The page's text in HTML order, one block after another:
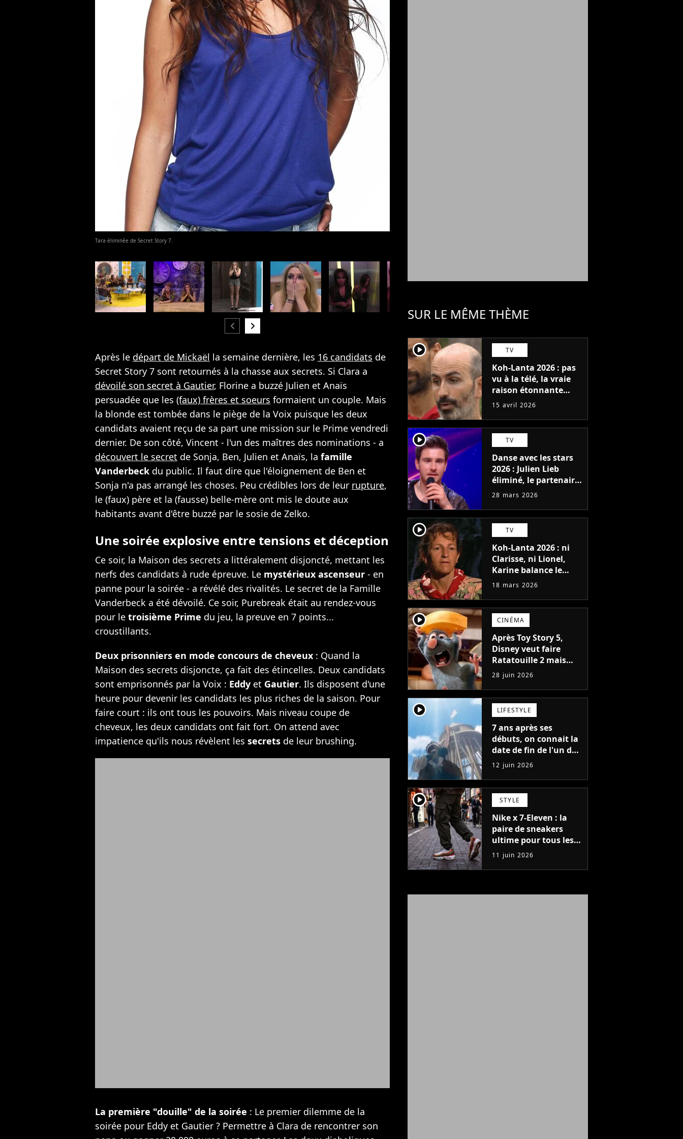
Tara éliminée de Secret Story 7.
chevron_left chevron_right
Après le départ de Mickaël la semaine dernière, les 16 candidats de
Secret Story 7 sont retournés à la chasse aux secrets. Si Clara a
dévoilé son secret à Gautier, Florine a buzzé Julien et Anaïs
persuadée que les (faux) frères et soeurs formaient un couple. Mais
la blonde est tombée dans le piège de la Voix puisque les deux
candidats avaient reçu de sa part une mission sur le Prime vendredi
dernier. De son côté, Vincent - l'un des maîtres des nominations - a
découvert le secret de Sonja, Ben, Julien et Anaïs, la famille
Vanderbeck du public. Il faut dire que l'éloignement de Ben et
Sonja n'a pas arrangé les choses. Peu crédibles lors de leur rupture,
le (faux) père et la (fausse) belle-mère ont mis le doute aux
habitants avant d'être buzzé par le sosie de Zelko.
Une soirée explosive entre tensions et déception
Ce soir, la Maison des secrets a littéralement disjoncté, mettant les
nerfs des candidats à rude épreuve. Le mystérieux ascenseur - en
panne pour la soirée - a révélé des rivalités. Le secret de la Famille
Vanderbeck a été dévoilé. Ce soir, Purebreak était au rendez-vous
pour le troisième Prime du jeu, la preuve en 7 points...
croustillants.
Deux prisonniers en mode concours de cheveux : Quand la
Maison des secrets disjoncte, ça fait des étincelles. Deux candidats
sont emprisonnés par la Voix : Eddy et Gautier. Ils disposent d'une
heure pour devenir les candidats les plus riches de la saison. Pour
faire court : ils ont tous les pouvoirs. Mais niveau coupe de
cheveux, les deux candidats ont fait fort. On attend avec
impatience qu'ils nous révèlent les secrets de leur brushing.
La première "douille" de la soirée : Le premier dilemme de la
soirée pour Eddy et Gautier ? Permettre à Clara de rencontrer son
SUR LE MÊME THÈME
player2 TV
Koh-Lanta 2026 : pas
vu à la télé, la vraie
raison étonnante
pour laquelle
d'être éliminé
15 avril 2026
player2 TV
Danse avec les stars
2026 : Julien Lieb
éliminé, le partenaire
d'Elsa Bois déçu, "J'ai
28 mars 2026
player2 TV
Koh-Lanta 2026 : ni
Clarisse, ni Lionel,
Karine balance le
candidat qui aurait
place, "Le plus faible"
18 mars 2026
player2 CINÉMA
Après Toy Story 5,
Disney veut faire
Ratatouille 2 mais
son réalisateur s'y
oppose fermement
28 juin 2026
player2 LIFESTYLE
7 ans après ses
débuts, on connait la
date de fin de l'un des
meilleurs anime des
années 2020
12 juin 2026
player2 STYLE
Nike x 7-Eleven : la
paire de sneakers
ultime pour tous les
fans du Japon
11 juin 2026